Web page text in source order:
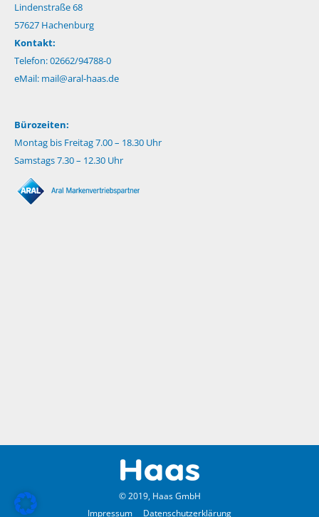
Lindenstraße 68
57627 Hachenburg
Kontakt:
Telefon: 02662/94788-0
eMail: mail@aral-haas.de
Bürozeiten:
Montag bis Freitag 7.00 – 18.30 Uhr
Samstags 7.30 – 12.30 Uhr
© 2019, Haas GmbH
Impressum
Datenschutzerklärung